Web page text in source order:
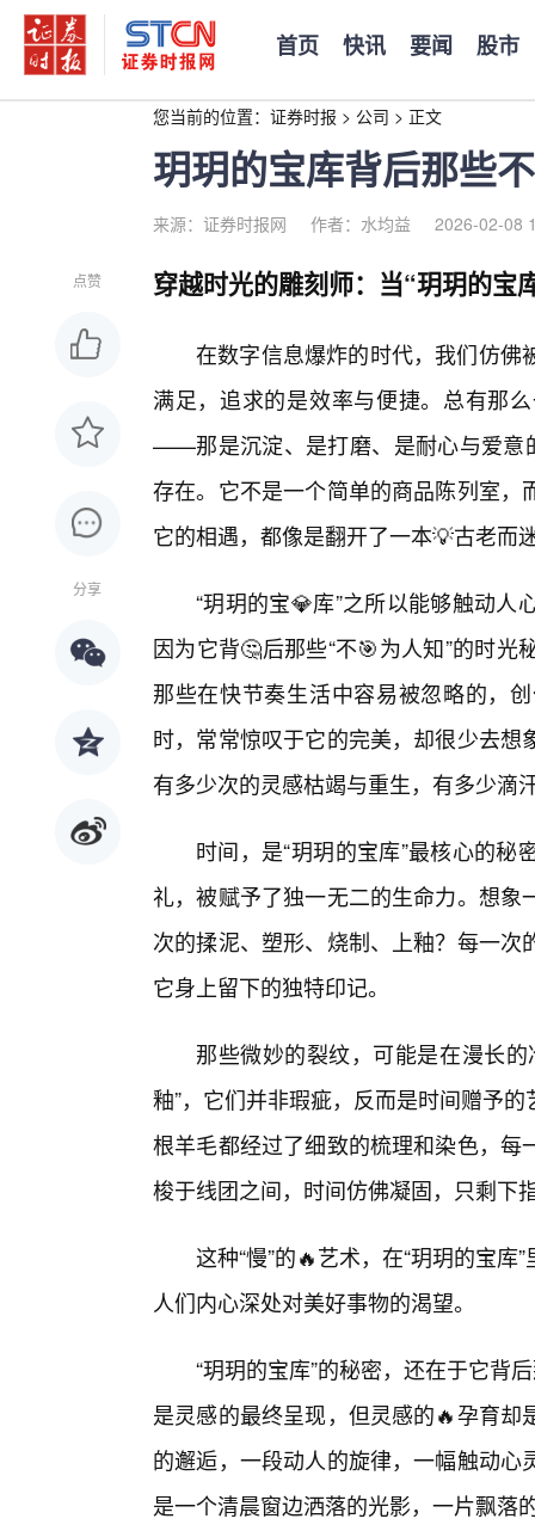
首页 快讯 要闻 股市
您当前的位置： 证券时报 > 公司 > 正文
玥玥的宝库背后那些
来源：证券时报网 作者：水均益 2026-02-08
点赞
分享
穿越时光的雕刻师：当“玥玥的宝
在数字信息爆炸的时代，我们仿佛
满足，追求的是效率与便捷。总有那
——那是沉淀、是打磨、是耐心与爱意
存在。它不是一个简单的商品陈列室
它的相遇，都像是翻开了一本💡古老而
“玥玥的宝💎库”之所以能够触动
因为它背🤔后那些“不🎯为人知”的时
那些在快节奏生活中容易被忽略的，
时，常常惊叹于它的完美，却很少去
有多少次的灵感枯竭与重生，有多少滴
时间，是“玥玥的宝库”最核心的
礼，被赋予了独一无二的生命力。想
次的揉泥、塑形、烧制、上釉？每一
它身上留下的独特印记。
那些微妙的裂纹，可能是在漫长
釉”，它们并非瑕疵，反而是时间赠予
根羊毛都经过了细致的梳理和染色，
梭于线团之间，时间仿佛凝固，只剩下
这种“慢”的🔥艺术，在“玥玥的宝
人们内心深处对美好事物的渴望。
“玥玥的宝库”的秘密，还在于它背
是灵感的最终呈现，但灵感的🔥孕育
的邂逅，一段动人的旋律，一幅触动
是一个清晨窗边洒落的光影，一片飘落